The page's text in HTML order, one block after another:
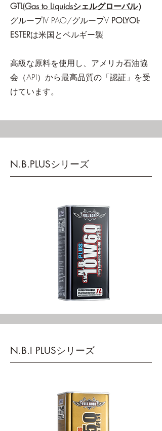
GTL(Gas to Liquidsシェルグローバル）
グループIV PAO/グループV POLYOL-
ESTERは米国とベルギー製
高級な原料を使用し、アメリカ石油協
会（API）から最高品質の「認証」を受
けています。
N.B.PLUSシリーズ
N.B.I PLUSシリーズ